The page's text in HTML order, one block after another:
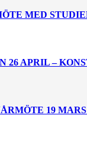
MED
26 APRIL –
19 MARS